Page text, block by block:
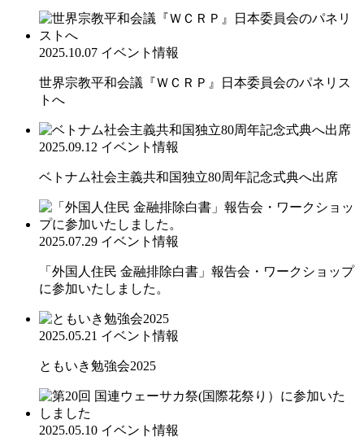
2025.10.07 イベント情報
世界宗教平和会議『ＷＣＲＰ』日本委員会のパネリス
トへ
2025.09.12 イベント情報
ベトナム社会主義共和国独立80周年記念式典へ出席
2025.07.29 イベント情報
「外国人住民 金融排除白書」報告会・ワークショップ
に参加いたしました。
2025.05.21 イベント情報
ともいき勉強会2025
2025.05.10 イベント情報